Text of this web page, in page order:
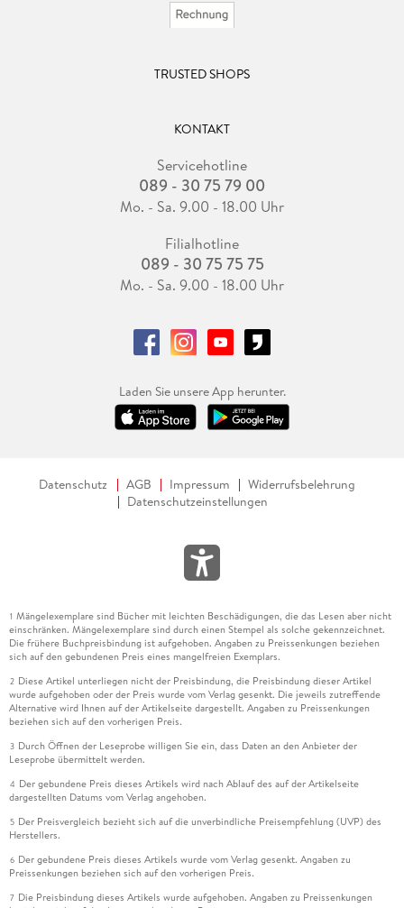
TRUSTED SHOPS
KONTAKT
Servicehotline
089 - 30 75 79 00
Mo. - Sa. 9.00 - 18.00 Uhr
Filialhotline
089 - 30 75 75 75
Mo. - Sa. 9.00 - 18.00 Uhr
Laden Sie unsere App herunter.
Datenschutz AGB Impressum
Widerrufsbelehrung
Datenschutzeinstellungen
1 Mängelexemplare sind Bücher mit leichten Beschädigungen, die das Lesen aber nicht
einschränken. Mängelexemplare sind durch einen Stempel als solche gekennzeichnet.
Die frühere Buchpreisbindung ist aufgehoben. Angaben zu Preissenkungen beziehen
sich auf den gebundenen Preis eines mangelfreien Exemplars.
2 Diese Artikel unterliegen nicht der Preisbindung, die Preisbindung dieser Artikel
wurde aufgehoben oder der Preis wurde vom Verlag gesenkt. Die jeweils zutreffende
Alternative wird Ihnen auf der Artikelseite dargestellt. Angaben zu Preissenkungen
beziehen sich auf den vorherigen Preis.
3 Durch Öffnen der Leseprobe willigen Sie ein, dass Daten an den Anbieter der
Leseprobe übermittelt werden.
4 Der gebundene Preis dieses Artikels wird nach Ablauf des auf der Artikelseite
dargestellten Datums vom Verlag angehoben.
5 Der Preisvergleich bezieht sich auf die unverbindliche Preisempfehlung (UVP) des
Herstellers.
6 Der gebundene Preis dieses Artikels wurde vom Verlag gesenkt. Angaben zu
Preissenkungen beziehen sich auf den vorherigen Preis.
7 Die Preisbindung dieses Artikels wurde aufgehoben. Angaben zu Preissenkungen